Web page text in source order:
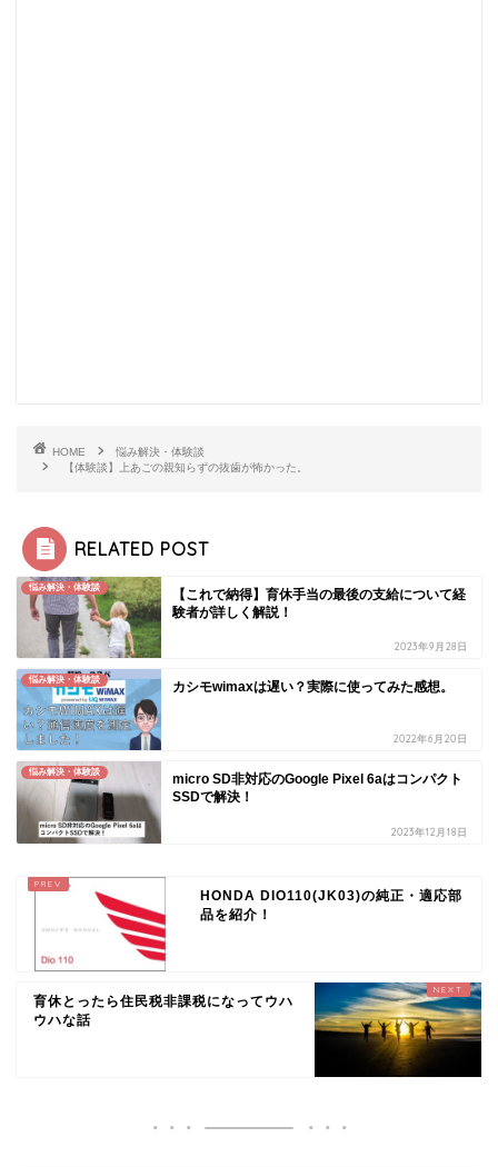
HOME
悩み解決・体験談
【体験談】上あごの親知らずの抜歯が怖かった。
RELATED POST
悩み解決・体験談
【これで納得】育休手当の最後の支給について経
験者が詳しく解説！
2023年9月28日
悩み解決・体験談 カシモwimaxは遅い？実際に使ってみた感想。
2022年6月20日
悩み解決・体験談
micro SD非対応のGoogle Pixel 6aはコンパクト
SSDで解決！
2023年12月18日
HONDA DIO110(JK03)の純正・適応部
品を紹介！
育休とったら住民税非課税になってウハ
ウハな話